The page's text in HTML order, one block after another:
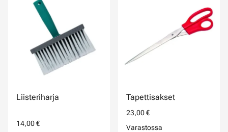
Liisteriharja
14,00 €
Tapettisakset
23,00 €
Varastossa